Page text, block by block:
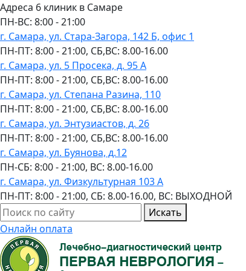
Адреса 6 клиник в Самаре
ПН-ВC: 8:00 - 21:00
г. Самара, ул. Стара-Загора, 142 Б, офис 1
ПН-ПТ: 8:00 - 21:00, СБ,ВС: 8.00-16.00
г. Самара, ул. 5 Просека, д. 95 А
ПН-ПТ: 8:00 - 21:00, СБ,ВС: 8.00-16.00
г. Самара, ул. Степана Разина, 110
ПН-ПТ: 8:00 - 21:00, СБ,ВС: 8.00-16.00
г. Самара, ул. Энтузиастов, д. 26
ПН-ПТ: 8:00 - 21:00, СБ,ВС: 8.00-16.00
г. Самара, ул. Буянова, д.12
ПН-СБ: 8:00 - 21:00, ВС: 8.00-16.00
г. Самара, ул. Физкультурная 103 А
ПН-ПТ: 8:00 - 21:00, СБ: 8.00-16.00, ВС: ВЫХОДНОЙ
Искать
Онлайн оплата